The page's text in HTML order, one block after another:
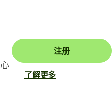
注册
了解更多